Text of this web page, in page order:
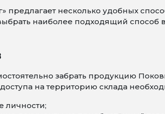
предлагает несколько удобных
наиболее подходящий способ
забрать продукцию
на территорию склада
личности;